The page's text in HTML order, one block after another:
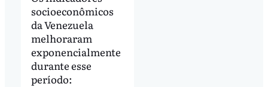
socioeconômicos
da Venezuela
melhoraram
exponencialmente
durante esse
período: